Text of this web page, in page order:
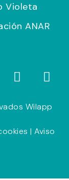
Violeta
ANAR
Wilapp
| Aviso